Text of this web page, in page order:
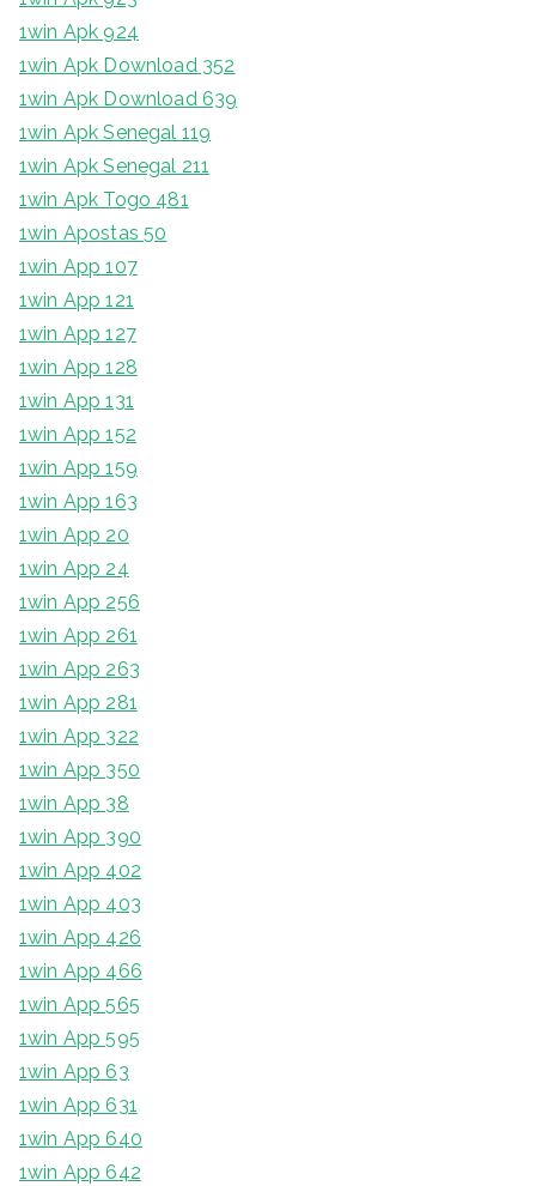
1win Apk 924
1win Apk Download 352
1win Apk Download 639
1win Apk Senegal 119
1win Apk Senegal 211
1win Apk Togo 481
1win Apostas 50
1win App 107
1win App 121
1win App 127
1win App 128
1win App 131
1win App 152
1win App 159
1win App 163
1win App 20
1win App 24
1win App 256
1win App 261
1win App 263
1win App 281
1win App 322
1win App 350
1win App 38
1win App 390
1win App 402
1win App 403
1win App 426
1win App 466
1win App 565
1win App 595
1win App 63
1win App 631
1win App 640
1win App 642